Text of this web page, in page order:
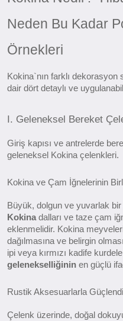
Neden Bu Kadar
Örnekleri
Kokina`nın farklı dekorasyon
dair dört detaylı ve
I. Geleneksel Bereket
Giriş kapısı ve antrelerde
geleneksel Kokina çelenkleri.
Kokina ve Çam İğnelerinin
Büyük, dolgun ve yuvarlak
Kokina dalları ve taze çam
eklenmelidir. Kokina
dağılmasına ve belirgin
ipi veya kırmızı kadife
gelenekselliğinin en güçlü
Rustik Aksesuarlarla
Çelenk üzerinde, doğal